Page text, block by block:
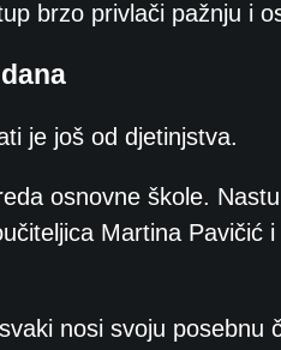
brzo privlači pažnju i
je još od djetinjstva.
osnovne škole.
Martina Pavičić
nosi svoju posebnu